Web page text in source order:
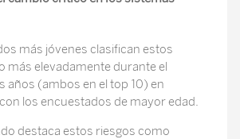
más jóvenes clasifican estos
más elevadamente durante el
años (ambos en el top 10) en
los encuestados de mayor edad.
destaca estos riesgos como